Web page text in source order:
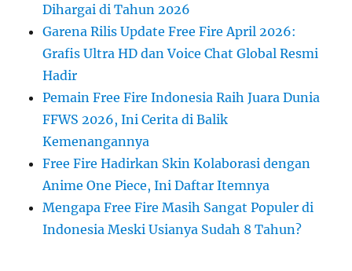
Dihargai di Tahun 2026
Garena Rilis Update Free Fire April 2026:
Grafis Ultra HD dan Voice Chat Global Resmi
Hadir
Pemain Free Fire Indonesia Raih Juara Dunia
FFWS 2026, Ini Cerita di Balik
Kemenangannya
Free Fire Hadirkan Skin Kolaborasi dengan
Anime One Piece, Ini Daftar Itemnya
Mengapa Free Fire Masih Sangat Populer di
Indonesia Meski Usianya Sudah 8 Tahun?